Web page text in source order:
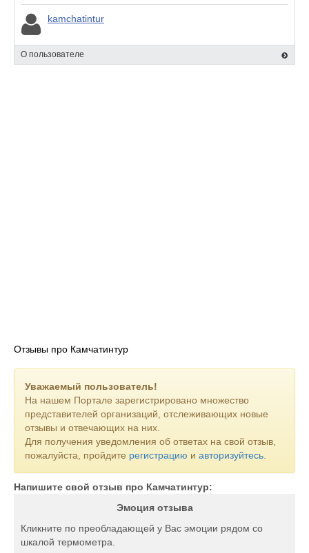
откройте его красоту вместе с «Камчатинтур».
У нас авторские туры с тщательно разработанными
маршрутами и программами, чтобы каждый турист мог
получить максимум впечатлений. Петропавловск-
kamchatintur
О пользователе
Отзывы про Камчатинтур
Уважаемый пользователь!
На нашем Портале зарегистрировано множество
представителей организаций, отслеживающих новые
отзывы и отвечающих на них.
Для получения уведомления об ответах на свой отзыв,
пожалуйста, пройдите регистрацию и авторизуйтесь
Напишите свой отзыв про Камчатинтур:
Эмоция отзыва
Кликните по преобладающей у Вас эмоции рядом со
шкалой термометра.